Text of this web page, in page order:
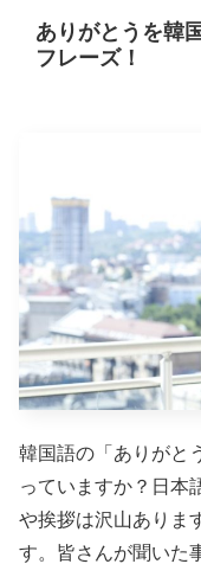
ありがとうを韓
フレーズ！
韓国語の「ありがと
っていますか？日本
や挨拶は沢山ありま
す。皆さんが聞いた